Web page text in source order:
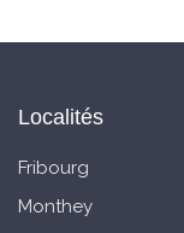
Localités
Fribourg
Monthey